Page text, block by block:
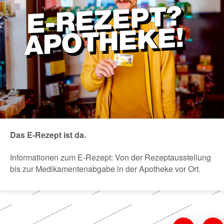
Das E-Rezept ist da.
Informationen zum E-Rezept: Von der Rezeptausstellung
bis zur Medikamentenabgabe in der Apotheke vor Ort.